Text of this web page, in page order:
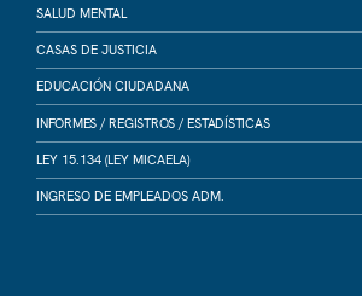
SALUD MENTAL
CASAS DE JUSTICIA
EDUCACIÓN CIUDADANA
INFORMES / REGISTROS / ESTADÍSTICAS
LEY 15.134 (LEY MICAELA)
INGRESO DE EMPLEADOS ADM.